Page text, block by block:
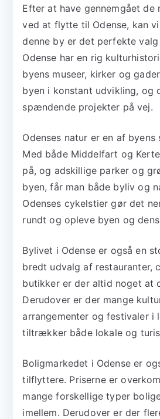
Efter at have gennemgået de
ved at flytte til Odense, kan
denne by er det perfekte
Odense har en rig
byens museer, kirker og
byen i konstant udvikling, og
spændende projekter på vej.
Odenses natur er en af byens
Med både Middelfart og
på, og adskillige parker og
byen, får man både byliv og
Odenses cykelstier gør det
rundt og opleve byen og
Bylivet i Odense er også en
bredt udvalg af restauranter,
butikker er der altid noget at
Derudover er der mange
arrangementer og festivaler i
tiltrækker både lokale og
Boligmarkedet i Odense er
tilflyttere. Priserne er
mange forskellige typer
imellem. Derudover er der